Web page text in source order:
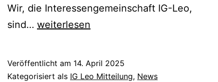
Wir, die Interessengemeinschaft IG-Leo,
sind… Stellungnahme
Leo:
weiterlesen
Veröffentlicht am 14. April 2025
Kategorisiert als IG Leo Mitteilung, News